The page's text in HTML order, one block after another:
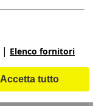
| Elenco fornitori
Accetta tutto